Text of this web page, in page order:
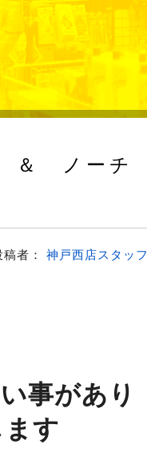
＆ ノーチ
者： 神戸西店スタッフ
事があり
す